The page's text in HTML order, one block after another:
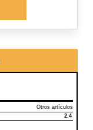
Otros artículos
2.4